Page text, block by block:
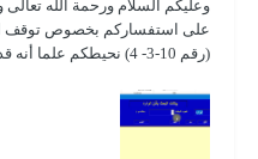
على استفساركم بخصوص توقف
(رقم 10-3- 4) نحيطكم علما أنه قد تم دمج جميع النماذج السابقة في...